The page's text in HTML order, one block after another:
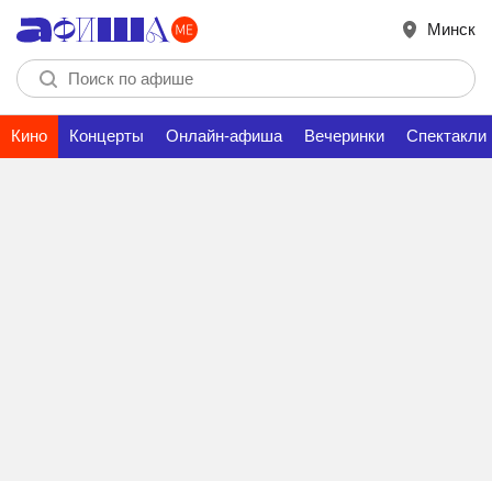
Минск
Кино Концерты Онлайн-афиша Вечеринки Спектакли